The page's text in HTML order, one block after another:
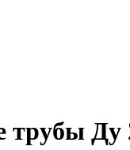
трубы Ду